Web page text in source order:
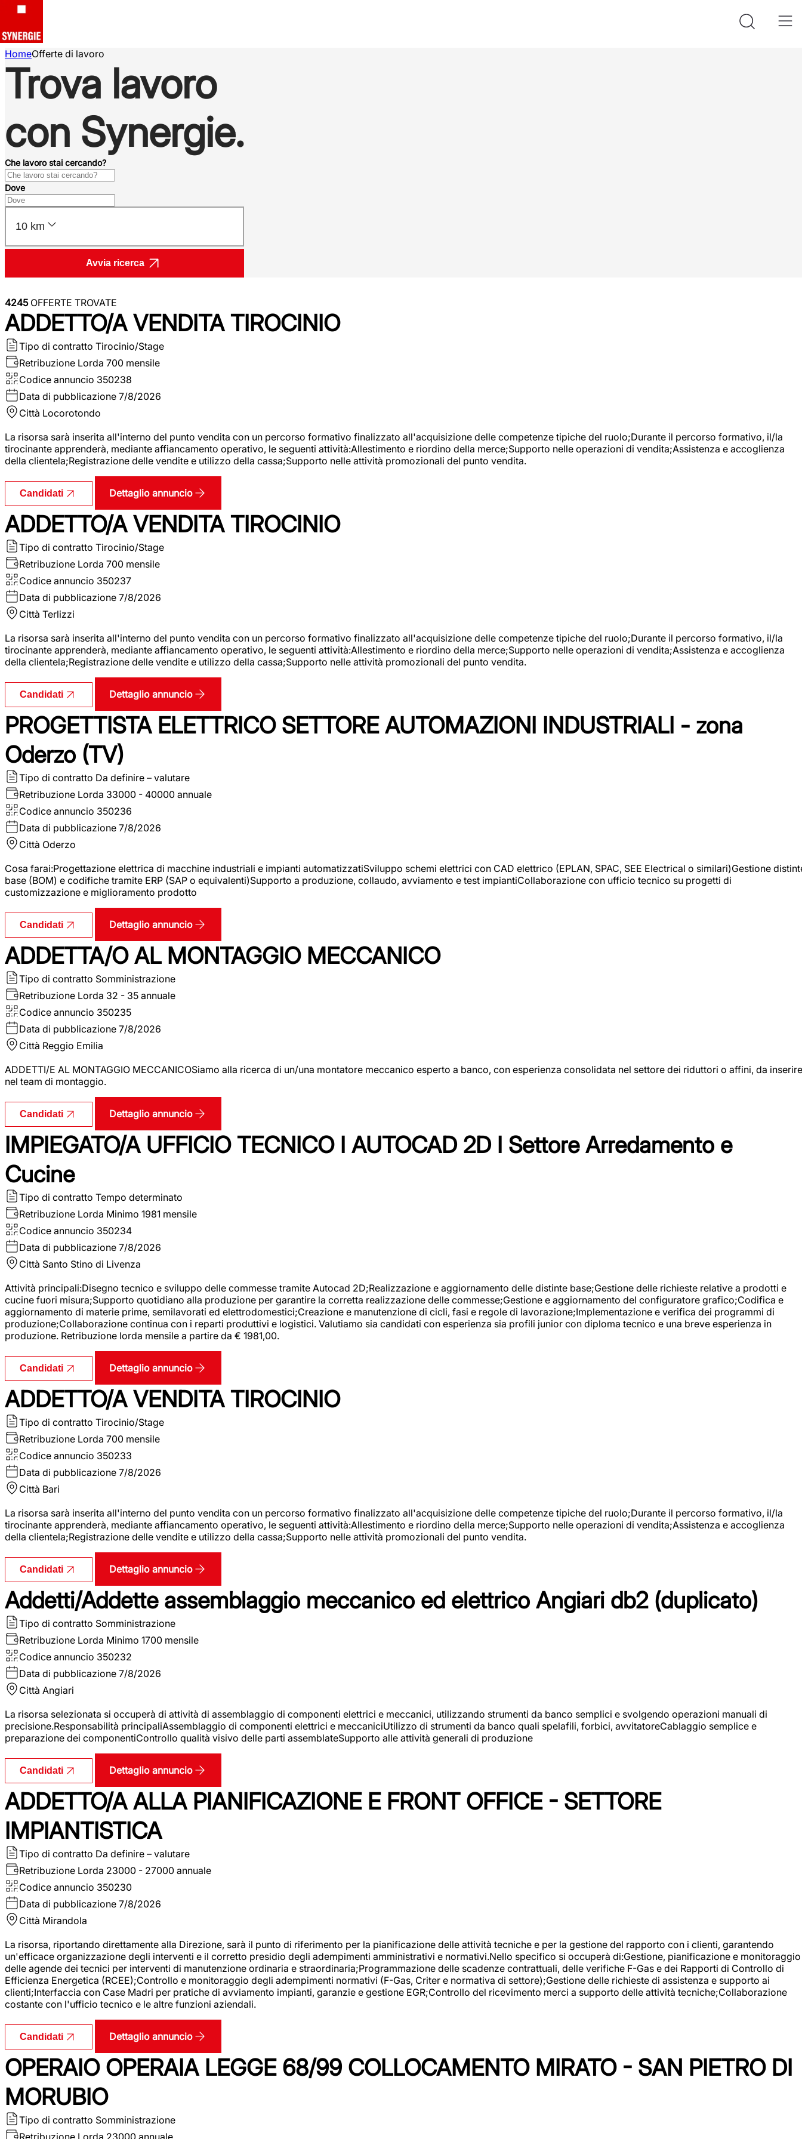
HomeOfferte di lavoro
Trova lavoro
con Synergie.
Che lavoro stai cercando?
Dove
10 km
Avvia ricerca
4245OFFERTE TROVATE
ADDETTO/A VENDITA TIROCINIO
Tipo di contratto Tirocinio/Stage
Retribuzione Lorda 700 mensile
Codice annuncio 350238
Data di pubblicazione 7/8/2026
Città Locorotondo
La risorsa sarà inserita all'interno del punto vendita con un percorso formativo finalizzato all'acquisizione delle competenze tipiche del ruolo;Durante il percorso formativo, il/la
tirocinante apprenderà, mediante affiancamento operativo, le seguenti attività:Allestimento e riordino della merce;Supporto nelle operazioni di vendita;Assistenza e accoglienza
della clientela;Registrazione delle vendite e utilizzo della cassa;Supporto nelle attività promozionali del punto vendita.
Candidati Dettaglio annuncio
ADDETTO/A VENDITA TIROCINIO
Tipo di contratto Tirocinio/Stage
Retribuzione Lorda 700 mensile
Codice annuncio 350237
Data di pubblicazione 7/8/2026
Città Terlizzi
La risorsa sarà inserita all'interno del punto vendita con un percorso formativo finalizzato all'acquisizione delle competenze tipiche del ruolo;Durante il percorso formativo, il/la
tirocinante apprenderà, mediante affiancamento operativo, le seguenti attività:Allestimento e riordino della merce;Supporto nelle operazioni di vendita;Assistenza e accoglienza
della clientela;Registrazione delle vendite e utilizzo della cassa;Supporto nelle attività promozionali del punto vendita.
Candidati Dettaglio annuncio
PROGETTISTA ELETTRICO SETTORE AUTOMAZIONI INDUSTRIALI - zona
Oderzo (TV)
Tipo di contratto Da definire – valutare
Retribuzione Lorda 33000 - 40000 annuale
Codice annuncio 350236
Data di pubblicazione 7/8/2026
Città Oderzo
Cosa farai:Progettazione elettrica di macchine industriali e impianti automatizzatiSviluppo schemi elettrici con CAD elettrico (EPLAN, SPAC, SEE Electrical o similari)Gestione
base (BOM) e codifiche tramite ERP (SAP o equivalenti)Supporto a produzione, collaudo, avviamento e test impiantiCollaborazione con ufficio tecnico su progetti di
customizzazione e miglioramento prodotto
Candidati Dettaglio annuncio
ADDETTA/O AL MONTAGGIO MECCANICO
Tipo di contratto Somministrazione
Retribuzione Lorda 32 - 35 annuale
Codice annuncio 350235
Data di pubblicazione 7/8/2026
Città Reggio Emilia
ADDETTI/E AL MONTAGGIO MECCANICOSiamo alla ricerca di un/una montatore meccanico esperto a banco, con esperienza consolidata nel settore dei riduttori o affini, da inserire
nel team di montaggio.
Candidati Dettaglio annuncio
IMPIEGATO/A UFFICIO TECNICO I AUTOCAD 2D I Settore Arredamento e
Cucine
Tipo di contratto Tempo determinato
Retribuzione Lorda Minimo 1981 mensile
Codice annuncio 350234
Data di pubblicazione 7/8/2026
Città Santo Stino di Livenza
Attività principali:Disegno tecnico e sviluppo delle commesse tramite Autocad 2D;Realizzazione e aggiornamento delle distinte base;Gestione delle richieste relative a prodotti e
cucine fuori misura;Supporto quotidiano alla produzione per garantire la corretta realizzazione delle commesse;Gestione e aggiornamento del configuratore grafico;Codifica e
aggiornamento di materie prime, semilavorati ed elettrodomestici;Creazione e manutenzione di cicli, fasi e regole di lavorazione;Implementazione e verifica dei programmi di
produzione;Collaborazione continua con i reparti produttivi e logistici. Valutiamo sia candidati con esperienza sia profili junior con diploma tecnico e una breve esperienza in
produzione. Retribuzione lorda mensile a partire da € 1981,00.
Candidati Dettaglio annuncio
ADDETTO/A VENDITA TIROCINIO
Tipo di contratto Tirocinio/Stage
Retribuzione Lorda 700 mensile
Codice annuncio 350233
Data di pubblicazione 7/8/2026
Città Bari
La risorsa sarà inserita all'interno del punto vendita con un percorso formativo finalizzato all'acquisizione delle competenze tipiche del ruolo;Durante il percorso formativo, il/la
tirocinante apprenderà, mediante affiancamento operativo, le seguenti attività:Allestimento e riordino della merce;Supporto nelle operazioni di vendita;Assistenza e accoglienza
della clientela;Registrazione delle vendite e utilizzo della cassa;Supporto nelle attività promozionali del punto vendita.
Candidati Dettaglio annuncio
Addetti/Addette assemblaggio meccanico ed elettrico Angiari db2 (duplicato)
Tipo di contratto Somministrazione
Retribuzione Lorda Minimo 1700 mensile
Codice annuncio 350232
Data di pubblicazione 7/8/2026
Città Angiari
La risorsa selezionata si occuperà di attività di assemblaggio di componenti elettrici e meccanici, utilizzando strumenti da banco semplici e svolgendo operazioni manuali di
precisione.Responsabilità principaliAssemblaggio di componenti elettrici e meccaniciUtilizzo di strumenti da banco quali spelafili, forbici, avvitatoreCablaggio semplice e
preparazione dei componentiControllo qualità visivo delle parti assemblateSupporto alle attività generali di produzione
Candidati Dettaglio annuncio
ADDETTO/A ALLA PIANIFICAZIONE E FRONT OFFICE - SETTORE
IMPIANTISTICA
Tipo di contratto Da definire – valutare
Retribuzione Lorda 23000 - 27000 annuale
Codice annuncio 350230
Data di pubblicazione 7/8/2026
Città Mirandola
La risorsa, riportando direttamente alla Direzione, sarà il punto di riferimento per la pianificazione delle attività tecniche e per la gestione del rapporto con i clienti, garantendo
un'efficace organizzazione degli interventi e il corretto presidio degli adempimenti amministrativi e normativi.Nello specifico si occuperà di:Gestione, pianificazione e monitoraggio
delle agende dei tecnici per interventi di manutenzione ordinaria e straordinaria;Programmazione delle scadenze contrattuali, delle verifiche F-Gas e dei Rapporti di Controllo di
Efficienza Energetica (RCEE);Controllo e monitoraggio degli adempimenti normativi (F-Gas, Criter e normativa di settore);Gestione delle richieste di assistenza e supporto ai
clienti;Interfaccia con Case Madri per pratiche di avviamento impianti, garanzie e gestione EGR;Controllo del ricevimento merci a supporto delle attività tecniche;Collaborazione
costante con l'ufficio tecnico e le altre funzioni aziendali.
Candidati Dettaglio annuncio
OPERAIO OPERAIA LEGGE 68/99 COLLOCAMENTO MIRATO - SAN PIETRO DI
MORUBIO
Tipo di contratto Somministrazione
Retribuzione Lorda 23000 annuale